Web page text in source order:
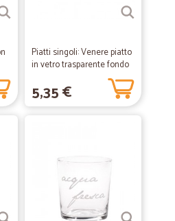
Piatti singoli: Venere piatto
in vetro trasparente fondo
5,35 €